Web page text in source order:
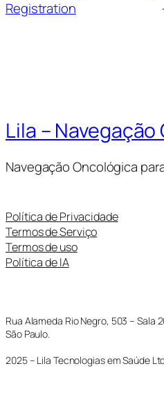
Registration
Lila –
Navegação Oncológica
Política de Privacidade
Termos de Serviço
Termos de uso
Política de IA
Rua Alameda Rio Negro, 503 – Sala
São Paulo.
2025 – Lila Tecnologias em Saúde